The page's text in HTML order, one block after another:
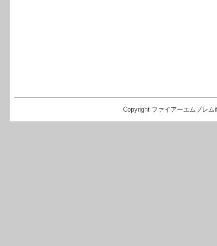
Copyright ファイアーエムブレ